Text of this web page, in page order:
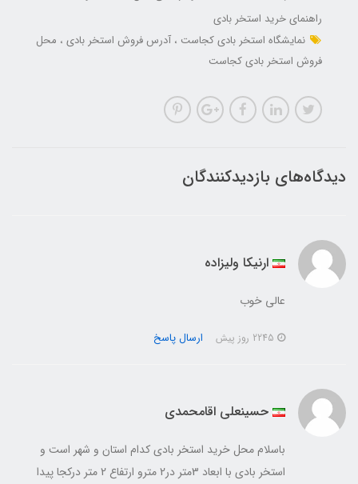
راهنمای خرید استخر بادی
نمایشگاه استخر بادی کجاست
آدرس فروش استخر بادی
محل
فروش استخر بادی کجاست
دیدگاه‌های بازدیدکنندگان
ارنیکا ولیزاده
عالی خوب
ارسال پاسخ
حسینعلی اقامحمدی
باسلام محل خرید استخر بادی کدام استان و شهر است و
استخر بادی با ابعاد 3متر در2 مترو ارتفاع 2 متر درکجا پیدا